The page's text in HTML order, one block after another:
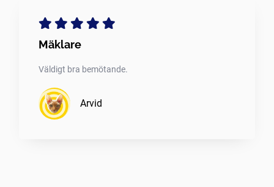
Mäklare
Väldigt bra bemötande.
Arvid